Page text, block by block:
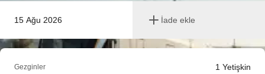
15 Ağu 2026 İade ekle
Gezginler 1 Yetişkin